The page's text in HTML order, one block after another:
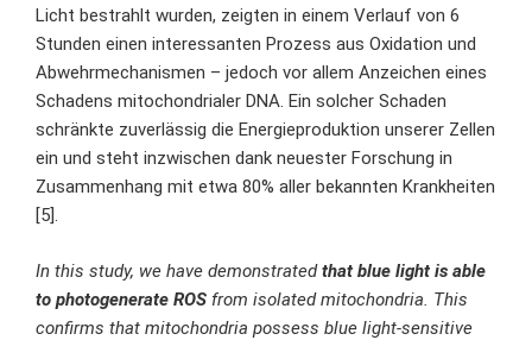
Licht bestrahlt wurden, zeigten in einem Verlauf von 6
Stunden einen interessanten Prozess aus Oxidation und
Abwehrmechanismen – jedoch vor allem Anzeichen eines
Schadens mitochondrialer DNA. Ein solcher Schaden
schränkte zuverlässig die Energieproduktion unserer Zellen
ein und steht inzwischen dank neuester Forschung in
Zusammenhang mit etwa 80% aller bekannten Krankheiten
[5].
In this study, we have demonstratedthat blue light is able
to photogenerate ROS from isolated mitochondria. This
confirms that mitochondria possess blue light-sensitive